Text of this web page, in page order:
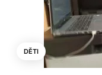
DĚTI